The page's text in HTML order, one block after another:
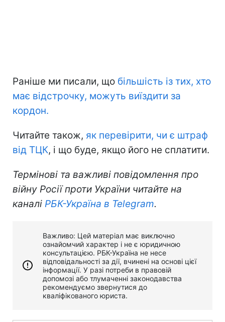
Раніше ми писали, що більшість із тих, хто
має відстрочку, можуть виїздити за
кордон.
Читайте також, як перевірити, чи є штраф
від ТЦК, і що буде, якщо його не сплатити.
Термінові та важливі повідомлення про
війну Росії проти України читайте на
каналі РБК-Україна в Telegram.
Важливо: Цей матеріал має виключно
ознайомчий характер і не є юридичною
консультацією. РБК-Україна не несе
відповідальності за дії, вчинені на основі цієї
інформації. У разі потреби в правовій
допомозі або тлумаченні законодавства
рекомендуємо звернутися до
кваліфікованого юриста.